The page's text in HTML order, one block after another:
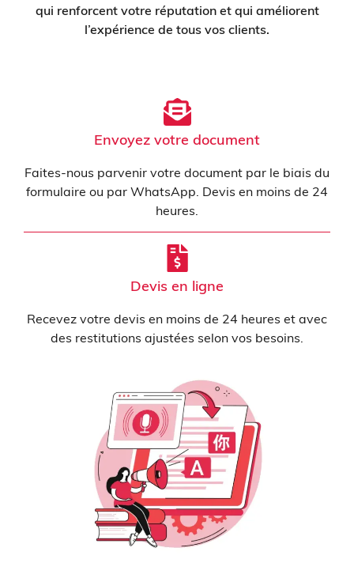
qui renforcent votre réputation et qui améliorent
l’expérience de tous vos clients.
Envoyez votre document
Faites-nous parvenir votre document par le biais du
formulaire ou par WhatsApp. Devis en moins de 24
heures.
Devis en ligne
Recevez votre devis en moins de 24 heures et avec
des restitutions ajustées selon vos besoins.